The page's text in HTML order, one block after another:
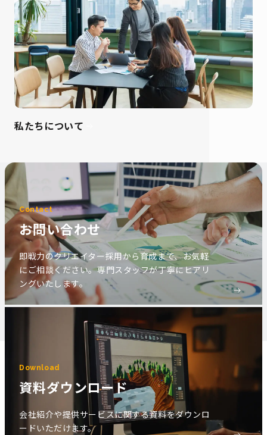
私たちについて
Contact
お問い合わせ
即戦力のクリエイター採用から育成まで、お気軽
にご相談ください。専門スタッフが丁寧にヒアリ
ングいたします。
Download
資料ダウンロード
会社紹介や提供サービスに関する資料をダウンロ
ードいただけます。